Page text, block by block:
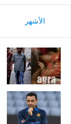
الأشهر